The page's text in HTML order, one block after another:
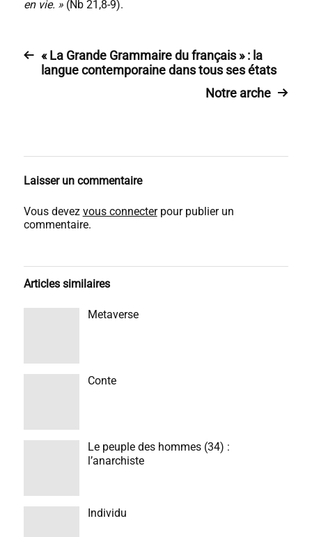
en vie. »(Nb 21,8-9).
« La Grande Grammaire du français » : la
langue contemporaine dans tous ses états
Notre arche
Laisser un commentaire
Vous devez vous connecterpour publier un
commentaire.
Articles similaires
Metaverse
Conte
Le peuple des hommes (34) :
l’anarchiste
Individu